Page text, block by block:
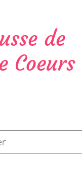
de
Coeurs